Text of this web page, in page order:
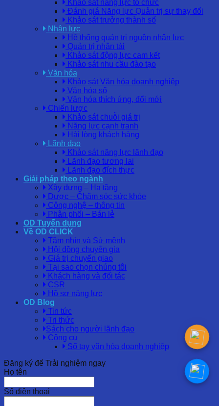
Khảo sát năng lực tổ chức
Đánh giá Năng lực Quản trị sự thay đổi
Khảo sát trưởng thành số
Nhân lực
Hệ thống quản trị nguồn nhân lực
Quản trị nhân tài
Khảo sát động lực cam kết
Khảo sát nhu cầu đào tạo
Văn hóa
Khảo sát Văn hóa doanh nghiệp
Văn hóa số
Văn hóa thích ứng, đổi mới
Chiến lược
Khảo sát chuỗi giá trị
Năng lực cạnh tranh
Hài lòng khách hàng
Lãnh đạo
Khảo sát năng lực lãnh đạo
Lãnh đạo tương lai
Lãnh đạo đích thực
Giải pháp theo ngành
Xây dựng – Hạ tầng
Dược – Chăm sóc sức khỏe
Công nghệ – thông tin
Phân phối – Bán lẻ
OD Tuyển dụng
Về OD CLICK
Tầm nhìn và Sứ mệnh
Hội đồng chuyên gia
Giá trị chuyển giao
Tại sao chọn chúng tôi
Khách hàng và đối tác
CSR
Hồ sơ năng lực
OD Blog
Tin tức
Tri thức
Sách cho người lãnh đạo
Công cụ
Sổ tay văn hóa doanh nghiệp
Đăng ký để Trải nghiệm ngay
Họ tên
Số điện thoại